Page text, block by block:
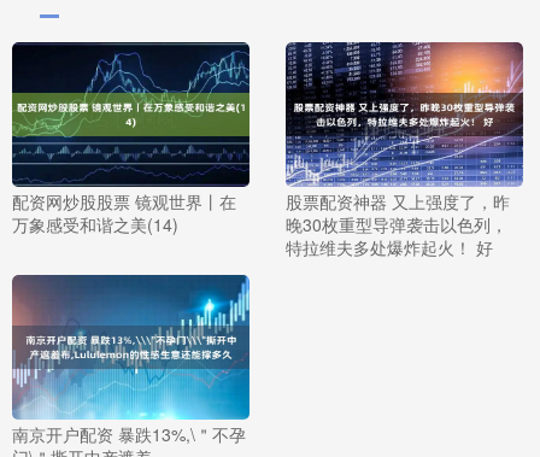
配资网炒股股票 镜观世界丨在
万象感受和谐之美(14)
股票配资神器 又上强度了，昨
晚30枚重型导弹袭击以色列，
特拉维夫多处爆炸起火！ 好
南京开户配资 暴跌13%,\＂不孕